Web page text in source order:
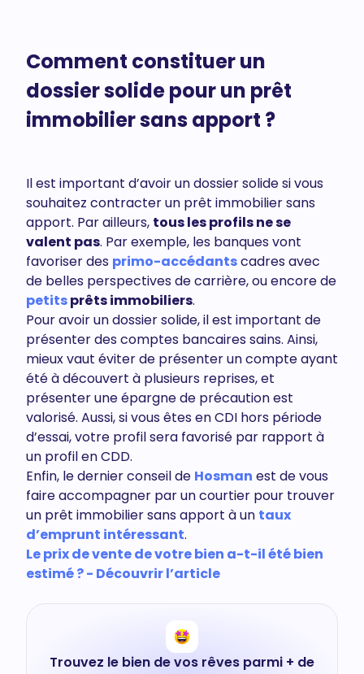
Comment constituer un
dossier solide pour un prêt
immobilier sans apport ?
Il est important d’avoir un dossier solide si vous
souhaitez contracter un prêt immobilier sans
apport. Par ailleurs, tous les profils ne se
valent pas. Par exemple, les banques vont
favoriser des primo-accédantscadres avec
de belles perspectives de carrière, ou encore de
petitsprêts immobiliers.
Pour avoir un dossier solide, il est important de
présenter des comptes bancaires sains. Ainsi,
mieux vaut éviter de présenter un compte ayant
été à découvert à plusieurs reprises, et
présenter une épargne de précaution est
valorisé. Aussi, si vous êtes en CDI hors période
d’essai, votre profil sera favorisé par rapport à
un profil en CDD.
Enfin, le dernier conseil de Hosman est de vous
faire accompagner par un courtier pour trouver
un prêt immobilier sans apport à un taux
d’emprunt intéressant.
Le prix de vente de votre bien a-t-il été bien
estimé ? - Découvrir l’article
Trouvez le bien de vos rêves parmi + de